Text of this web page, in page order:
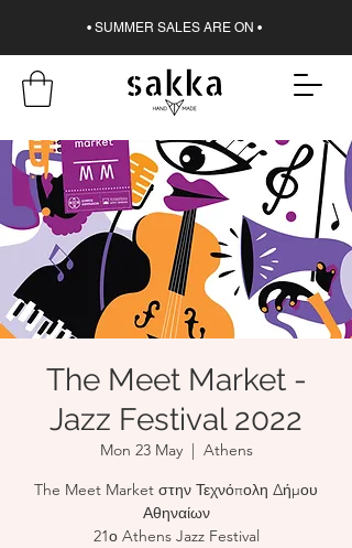
• SUMMER SALES ARE ON •
The Meet Market -
Jazz Festival 2022
Mon 23 May
  |
Athens
The Meet Market στην Τεχνόπολη Δήμου
Αθηναίων
21ο Athens Jazz Festival